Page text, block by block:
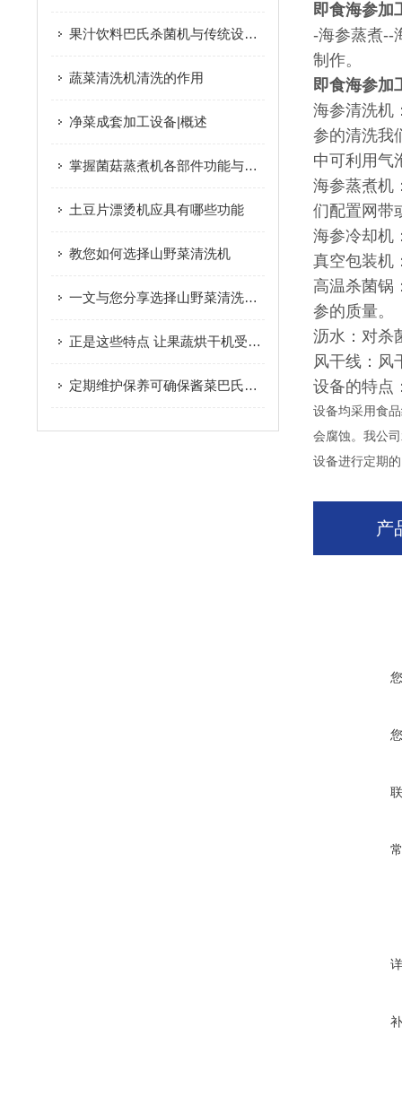
果汁饮料巴氏杀菌机与传统设备相比更具优势
蔬菜清洗机清洗的作用
净菜成套加工设备|概述
掌握菌菇蒸煮机各部件功能与特性保障菌菇预处理工序高效合规完成
土豆片漂烫机应具有哪些功能
教您如何选择山野菜清洗机
一文与您分享选择山野菜清洗机时所需要考虑的要点
正是这些特点 让果蔬烘干机受到大家的欢迎
定期维护保养可确保酱菜巴氏杀菌机的安全性
即食海参加
-海参蒸煮--
制作。
即食海参加
海参清洗机
参的清洗我
中可利用气
海参蒸煮机
们配置网带
海参冷却机
真空包装机
高温杀菌锅
参的质量。
沥水：对杀
风干线：风
设备的特点
设备均采用食
会腐蚀。我公
设备进行定期
产